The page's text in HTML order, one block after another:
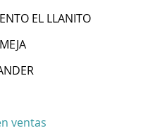
EL LLANITO
ventas